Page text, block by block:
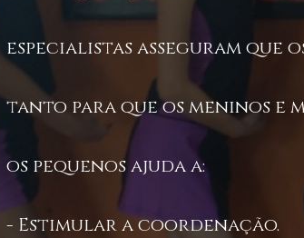
especialistas asseguram que
tanto para que os meninos e
os pequenos ajuda a:
- Estimular a coordenação.